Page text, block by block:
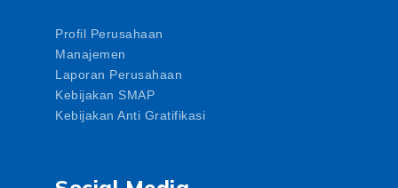
Profil Perusahaan
Manajemen
Laporan Perusahaan
Kebijakan SMAP
Kebijakan Anti Gratifikasi